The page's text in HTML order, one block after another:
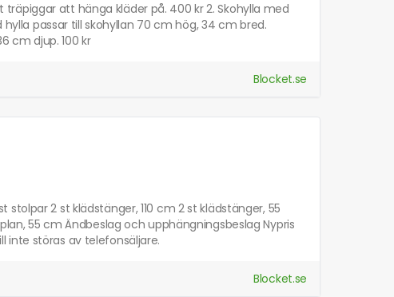
träpiggar att hänga kläder på. 400 kr 2. Skohylla med
passar till skohyllan 70 cm hög, 34 cm bred.
cm djup. 100 kr
Blocket.se
2 st klädstänger, 110 cm 2 st klädstänger, 55
55 cm Ändbeslag och upphängningsbeslag Nypris
inte störas av telefonsäljare.
Blocket.se